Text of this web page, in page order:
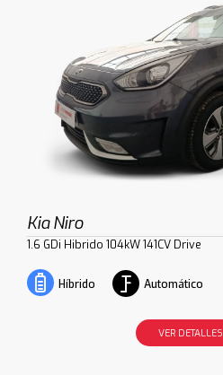
Kia Niro
1.6 GDi Hibrido 104kW 141CV Drive
Híbrido Automático
VER DETALLES